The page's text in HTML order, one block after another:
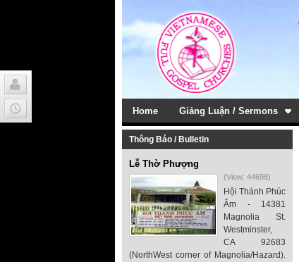
Home Giảng Luận / Sermons
Thông Báo / Bulletin
Lễ Thờ Phượng
(View: 44698)
Hội Thánh Phúc
Âm - 14381
Magnolia St.
Westminster,
CA 92683
(NorthWest corner of Magnolia/Hazard).